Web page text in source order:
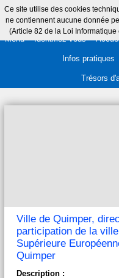
Ce site utilise des cookies
ne contiennent aucune donnée
(Article 82 de la Loi Informatique
Menu Identifiez-vous
Infos pratiques
Trésors
Ville de Quimper,
participation de la
Supérieure
Quimper
Description :